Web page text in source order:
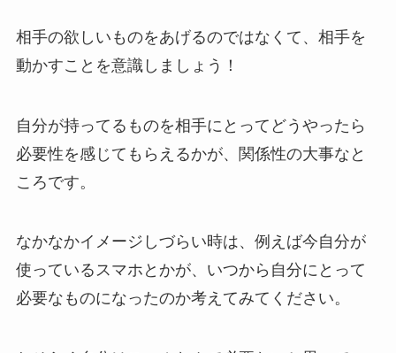
相手の欲しいものをあげるのではなくて、相手を
動かすことを意識しましょう！
自分が持ってるものを相手にとってどうやったら
必要性を感じてもらえるかが、関係性の大事なと
ころです。
なかなかイメージしづらい時は、例えば今自分が
使っているスマホとかが、いつから自分にとって
必要なものになったのか考えてみてください。